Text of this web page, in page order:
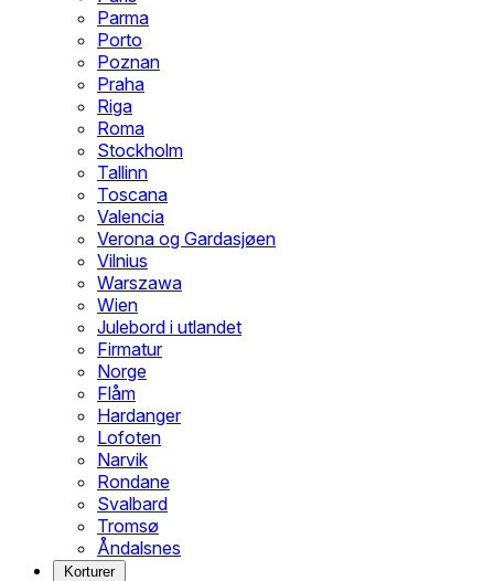
Parma
Porto
Poznan
Praha
Riga
Roma
Stockholm
Tallinn
Toscana
Valencia
Verona og Gardasjøen
Vilnius
Warszawa
Wien
Julebord i utlandet
Firmatur
Norge
Flåm
Hardanger
Lofoten
Narvik
Rondane
Svalbard
Tromsø
Åndalsnes
Korturer